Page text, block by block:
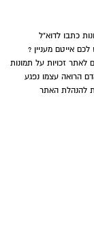
כתבו לדוא"ל
למספר 0515301717 יש לכם אייטם מעניין ?
זכויות על תמונות
היוצרים כל אדם הרואה עצמו נפגע
להנהלת האתר